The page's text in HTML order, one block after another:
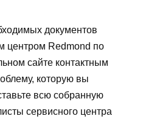
документов
центром Redmond по
сайте контактным
которую вы
всю собранную
сервисного центра